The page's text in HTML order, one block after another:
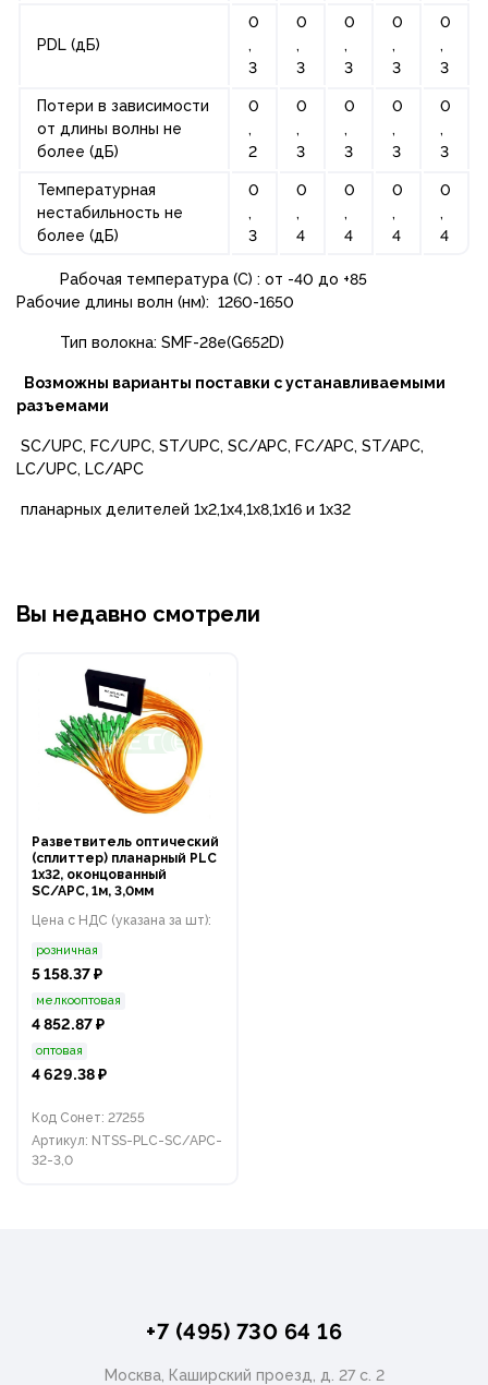
PDL (дБ)
0
,
3
0
,
3
0
,
3
0
,
3
0
,
3
Потери в зависимости
от длины волны не
более (дБ)
0
,
2
0
,
3
0
,
3
0
,
3
0
,
3
Температурная
нестабильность не
более (дБ)
0
,
3
0
,
4
0
,
4
0
,
4
0
,
4
Рабочая температура (С) : от -40 до +85
Рабочие длины волн (нм): 1260-1650
Тип волокна: SMF-28e(G652D)
Возможны варианты поставки c устанавливаемыми
разъемами
SC/UPC, FC/UPC, ST/UPC, SC/APC, FC/APC, ST/APC,
LC/UPC, LC/APC
планарных делителей 1x2,1х4,1х8,1х16 и 1х32
Вы недавно смотрели
Разветвитель оптический
(сплиттер) планарный PLC
1х32, оконцованный
SC/APC, 1м, 3,0мм
Цена с НДС (указана за шт):
розничная
5 158.37 ₽
мелкооптовая
4 852.87 ₽
оптовая
4 629.38 ₽
Код Сонет: 27255
Артикул: NTSS-PLC-SC/APC-
32-3,0
+7 (495) 730 64 16
Москва, Каширский проезд, д. 27 с. 2